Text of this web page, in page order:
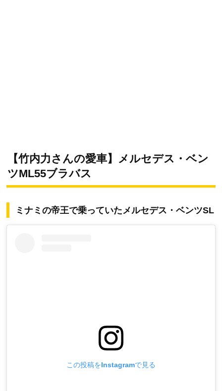
【竹内力さんの愛車】メルセデス・ベン
ツML55ブラバス
ミナミの帝王で乗っていたメルセデス・ベンツSL
この投稿をInstagramで見る